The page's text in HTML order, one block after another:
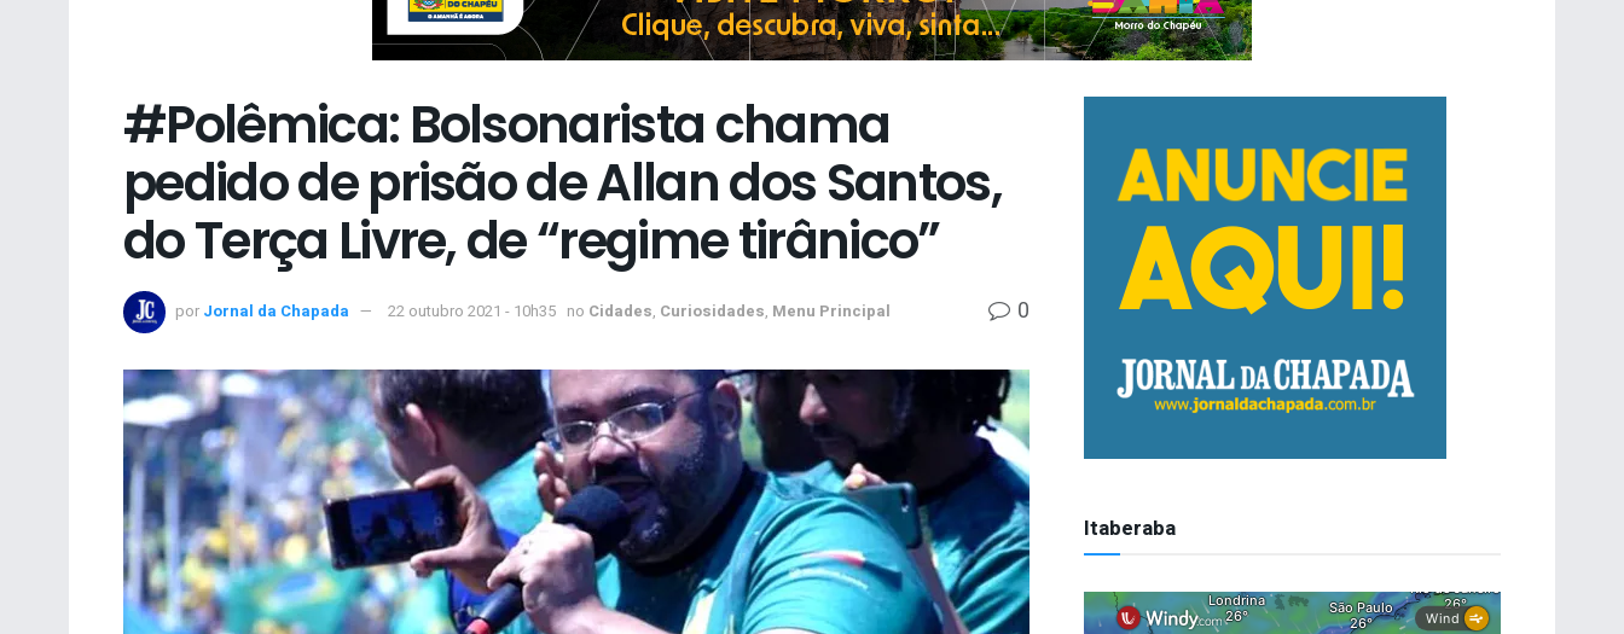
#Polêmica: Bolsonarista chama
pedido de prisão de Allan dos Santos,
do Terça Livre, de “regime tirânico”
por Jornal da Chapada 22 outubro 2021 - 10h35 no Cidades, Curiosidades, Menu Principal 0
Itaberaba